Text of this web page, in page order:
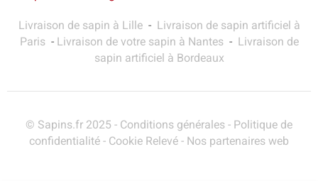
Livraison de sapin à Lille- Livraison de sapin artificiel à
Paris- Livraison de votre sapin à Nantes- Livraison de
sapin artificiel à Bordeaux
© Sapins.fr 2025 - Conditions générales - Politique de
confidentialité - Cookie Relevé - Nos partenaires web